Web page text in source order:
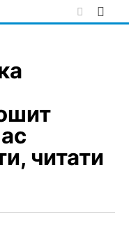
читати